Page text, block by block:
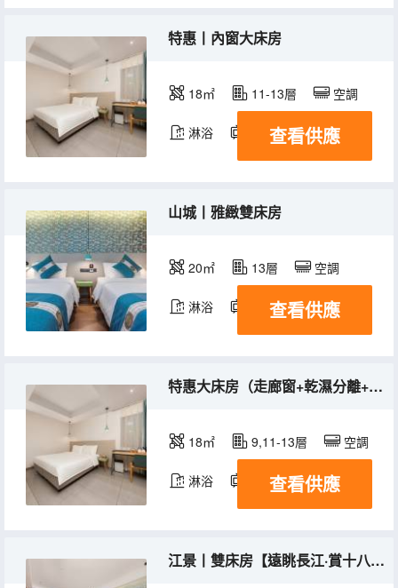
特惠丨內窗大床房
18㎡ 11-13層 空調
淋浴 電視機
查看供應
山城丨雅緻雙床房
20㎡ 13層 空調
淋浴 電視機
查看供應
特惠大床房（走廊窗+乾濕分離+淨化器）
18㎡ 9,11-13層 空調
淋浴 電視機
查看供應
江景丨雙床房【遠眺長江·賞十八梯夜景】